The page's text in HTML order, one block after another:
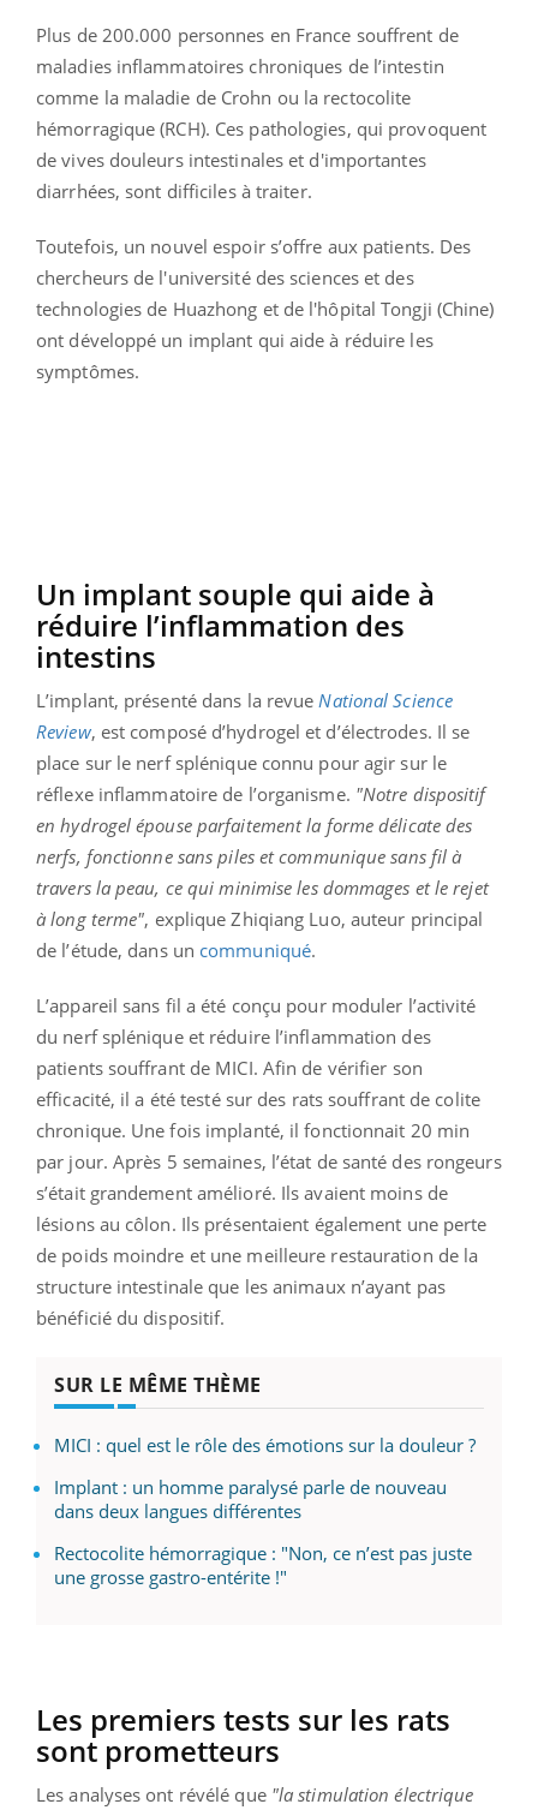
Plus de 200.000 personnes en France souffrent de
maladies inflammatoires chroniques de l’intestin
comme la maladie de Crohn ou la rectocolite
hémorragique (RCH). Ces pathologies, qui provoquent
de vives douleurs intestinales et d'importantes
diarrhées, sont difficiles à traiter.
Toutefois, un nouvel espoir s’offre aux patients. Des
chercheurs de l'université des sciences et des
technologies de Huazhong et de l'hôpital Tongji (Chine)
ont développé un implant qui aide à réduire les
symptômes.
Un implant souple qui aide à
réduire l’inflammation des
intestins
L’implant, présenté dans la revue National Science
Review, est composé d’hydrogel et d’électrodes. Il se
place sur le nerf splénique connu pour agir sur le
réflexe inflammatoire de l’organisme. "Notre dispositif
en hydrogel épouse parfaitement la forme délicate des
nerfs, fonctionne sans piles et communique sans fil à
travers la peau, ce qui minimise les dommages et le rejet
à long terme", explique Zhiqiang Luo, auteur principal
de l’étude, dans un communiqué.
L’appareil sans fil a été conçu pour moduler l’activité
du nerf splénique et réduire l’inflammation des
patients souffrant de MICI. Afin de vérifier son
efficacité, il a été testé sur des rats souffrant de colite
chronique. Une fois implanté, il fonctionnait 20 min
par jour. Après 5 semaines, l’état de santé des rongeurs
s’était grandement amélioré. Ils avaient moins de
lésions au côlon. Ils présentaient également une perte
de poids moindre et une meilleure restauration de la
structure intestinale que les animaux n’ayant pas
bénéficié du dispositif.
SUR LE MÊME THÈME
MICI : quel est le rôle des émotions sur la douleur ?
Implant : un homme paralysé parle de nouveau
dans deux langues différentes
Rectocolite hémorragique : "Non, ce n’est pas juste
une grosse gastro-entérite !"
Les premiers tests sur les rats
sont prometteurs
Les analyses ont révélé que "la stimulation électrique